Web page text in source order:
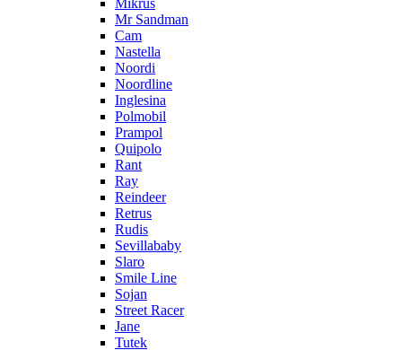
Mikrus
Mr Sandman
Cam
Nastella
Noordi
Noordline
Inglesina
Polmobil
Prampol
Quipolo
Rant
Ray
Reindeer
Retrus
Rudis
Sevillababy
Slaro
Smile Line
Sojan
Street Racer
Jane
Tutek